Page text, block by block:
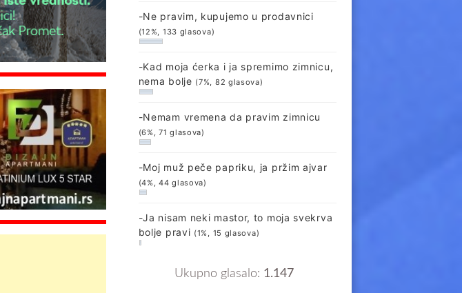
-Ne pravim, kupujemo u prodavnici
(12%, 133 glasova)
-Kad moja ćerka i ja spremimo zimnicu,
nema bolje (7%, 82 glasova)
-Nemam vremena da pravim zimnicu
(6%, 71 glasova)
-Moj muž peče papriku, ja pržim ajvar
(4%, 44 glasova)
-Ja nisam neki mastor, to moja svekrva
bolje pravi (1%, 15 glasova)
Ukupno glasalo: 1.147